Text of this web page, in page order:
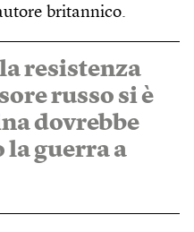
britannico.
resistenza
russo si è
dovrebbe
guerra a